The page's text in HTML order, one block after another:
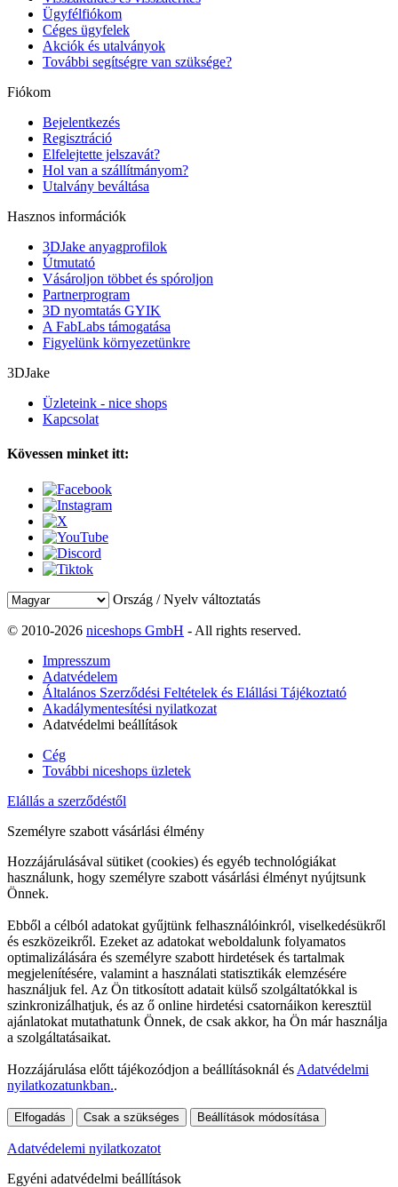
Ügyfélfiókom
Céges ügyfelek
Akciók és utalványok
További segítségre van szüksége?
Fiókom
Bejelentkezés
Regisztráció
Elfelejtette jelszavát?
Hol van a szállítmányom?
Utalvány beváltása
Hasznos információk
3DJake anyagprofilok
Útmutató
Vásároljon többet és spóroljon
Partnerprogram
3D nyomtatás GYIK
A FabLabs támogatása
Figyelünk környezetünkre
3DJake
Üzleteink - nice shops
Kapcsolat
Kövessen minket itt:
Ország / Nyelv változtatás
© 2010-2026 niceshops GmbH - All rights reserved.
Impresszum
Adatvédelem
Általános Szerződési Feltételek és Elállási Tájékoztató
Akadálymentesítési nyilatkozat
Adatvédelmi beállítások
Cég
További niceshops üzletek
Elállás a szerződéstől
Személyre szabott vásárlási élmény
Hozzájárulásával sütiket (cookies) és egyéb technológiákat
használunk, hogy személyre szabott vásárlási élményt nyújtsunk
Önnek.
Ebből a célból adatokat gyűjtünk felhasználóinkról, viselkedésükről
és eszközeikről. Ezeket az adatokat weboldalunk folyamatos
optimalizálására és személyre szabott hirdetések és tartalmak
megjelenítésére, valamint a használati statisztikák elemzésére
használjuk fel. Az Ön titkosított adatait külső szolgáltatókkal is
szinkronizálhatjuk, és az ő online hirdetési csatornáikon keresztül
ajánlatokat mutathatunk Önnek, de csak akkor, ha Ön már használja
a szolgáltatásaikat.
Hozzájárulása előtt tájékozódjon a beállításoknál és Adatvédelmi
nyilatkozatunkban..
Elfogadás Csak a szükséges Beállítások módosítása
Adatvédelemi nyilatkozatot
Egyéni adatvédelmi beállítások